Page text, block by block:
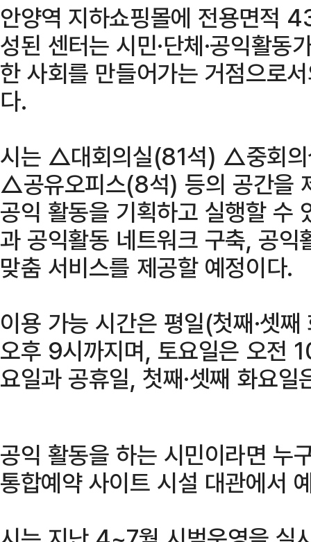
안양역 지하쇼핑몰에 전용면적
성된 센터는 시민·단체·공익활
한 사회를 만들어가는 거점으로
다.
시는 △대회의실(81석) △중회
△공유오피스(8석) 등의 공간을
공익 활동을 기획하고 실행할 수
과 공익활동 네트워크 구축, 공
맞춤 서비스를 제공할 예정이다.
이용 가능 시간은 평일(첫째·셋
오후 9시까지며, 토요일은 오전
요일과 공휴일, 첫째·셋째 화요
공익 활동을 하는 시민이라면 누
통합예약 사이트 시설 대관에서